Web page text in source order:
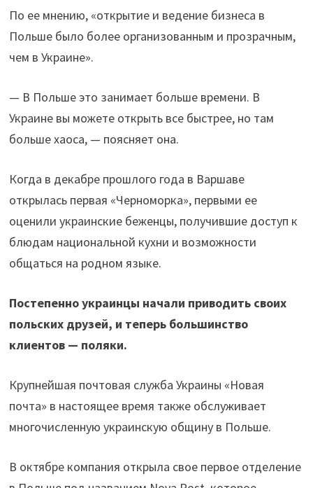
По ее мнению, «открытие и ведение бизнеса в
Польше было более организованным и прозрачным,
чем в Украине».
— В Польше это занимает больше времени. В
Украине вы можете открыть все быстрее, но там
больше хаоса, — поясняет она.
Когда в декабре прошлого года в Варшаве
открылась первая «Черноморка», первыми ее
оценили украинские беженцы, получившие доступ к
блюдам национальной кухни и возможности
общаться на родном языке.
Постепенно украинцы начали приводить своих
польских друзей, и теперь большинство
клиентов — поляки.
Крупнейшая почтовая служба Украины «Новая
почта» в настоящее время также обслуживает
многочисленную украинскую общину в Польше.
В октябре компания открыла свое первое отделение